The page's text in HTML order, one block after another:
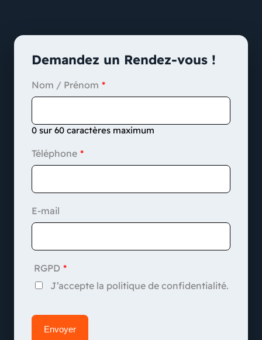
Demandez un Rendez-vous !
Nom / Prénom
0 sur 60 caractères maximum
Téléphone
E-mail
RGPD
J’accepte la politique de confidentialité.